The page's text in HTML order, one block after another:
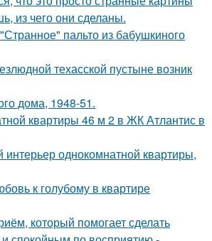
из чего они сделаны.
пальто из бабушкиного
техасской пустыне возник
дома, 1948-51.
квартиры 46 м 2 в ЖК Атлантис в
однокомнатной квартиры,
к голубому в квартире
который помогает сделать